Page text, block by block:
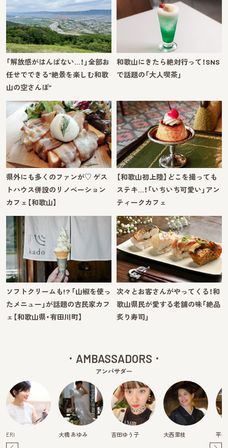
「解放感がはんぱない…！」全部お
任せでできる“絶景を楽しむ和歌
山の空さんぽ”
和歌山にきたら絶対行って！SNS
で話題の「大人喫茶」
県外にも多くのファンが♡ ゲス
トハウス併設のリノベーション
カフェ【和歌山】
【和歌山初上陸】どこを撮っても
ステキ…！「いちいち可愛い」アン
ティークカフェ
ソフトクリームも!? 「山椒を使っ
たメニュー」が話題の古民家カフ
ェ【和歌山県・有田川町】
次々とお客さんがやってくる！和
歌山県民が愛する老舗の味「絶品
炙り寿司」
AMBASSADORS
アンバサダー
ERI 大橋 あゆみ 吉田ゆう子 大西里枝 平